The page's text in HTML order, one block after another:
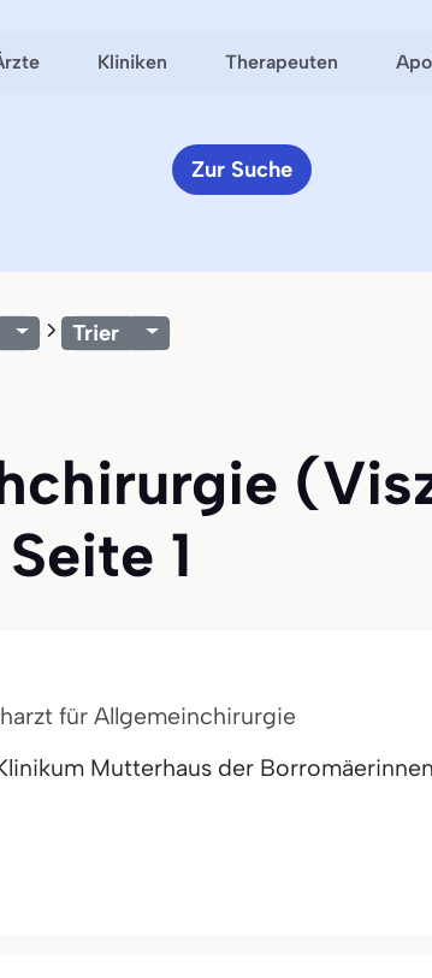
Kliniken Therapeuten
Zur Suche
Trier
1
für Allgemeinchirurgie
Mutterhaus der Borromäerinnen